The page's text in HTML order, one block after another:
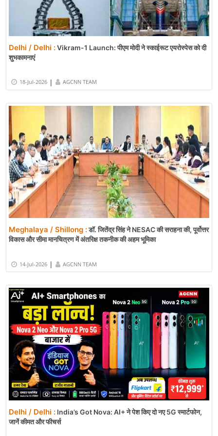
Delhi / Delhi :Vikram-1 Launch: पीएम मोदी ने स्काईरूट एयरोस्पेस को दी
शुभकामनाएं
18-Jul-2026 | AGCNN TEAM
Meghalaya / Shillong :डॉ. जितेंद्र सिंह ने NESAC की सराहना की, पूर्वोत्तर
विकास और सीमा मानचित्रण में अंतरिक्ष तकनीक की अहम भूमिका
14-Jul-2026 | AGCNN TEAM
Delhi / Delhi : India’s Got Nova: AI+ ने पेश किए दो नए 5G स्मार्टफोन,
जानें कीमत और फीचर्स